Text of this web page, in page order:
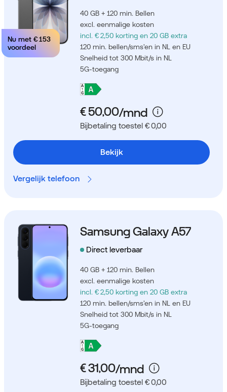
Nu met € 153
voordeel
40 GB + 120 min. Bellen
excl. eenmalige kosten
incl. € 2,50 korting en 20 GB extra
120 min. bellen/sms'en in NL en EU
Snelheid tot 300 Mbit/s in NL
5G-toegang
Bijbetaling toestel € 0,00
Bekijk
Vergelijk telefoon
Samsung Galaxy A57
Direct leverbaar
40 GB + 120 min. Bellen
excl. eenmalige kosten
incl. € 2,50 korting en 20 GB extra
120 min. bellen/sms'en in NL en EU
Snelheid tot 300 Mbit/s in NL
5G-toegang
Bijbetaling toestel € 0,00